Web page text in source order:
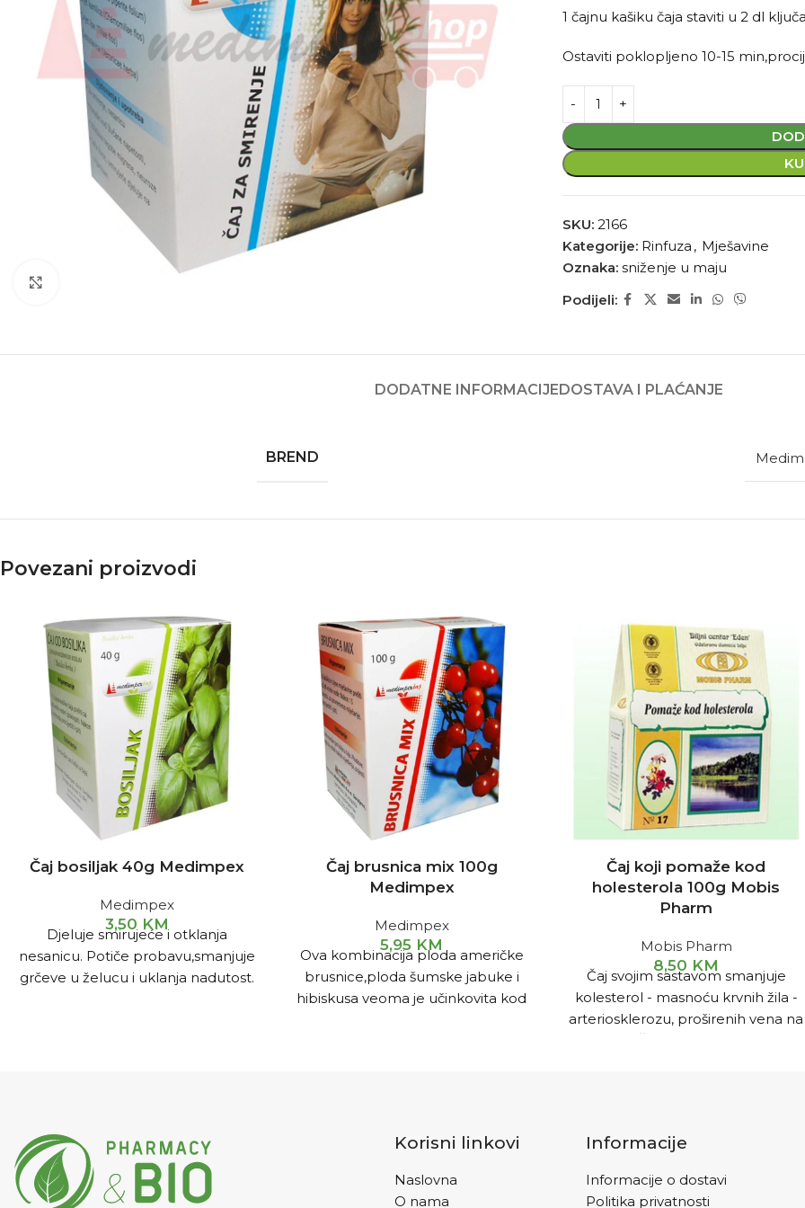
1 čajnu kašiku čaja staviti u 2 dl
Ostaviti poklopljeno 10-15
SKU: 2166
Kategorije: Rinfuza , Mješavine
Oznaka: sniženje u maju
Podijeli:
DODATNE INFORMACIJEDOSTAVA I PLAĆANJE
BREND
Povezani proizvodi
Čaj bosiljak 40g Medimpex
Medimpex
3,50 KM
Djeluje smirujeće i otklanja
nesanicu. Potiče probavu,smanjuje
grčeve u želucu i uklanja nadutost.
Čaj brusnica mix 100g
Medimpex
Medimpex
5,95 KM
Ova kombinacija ploda američke
brusnice,ploda šumske jabuke i
hibiskusa veoma je učinkovita kod
Nakon 15 minuta procijediti i piti.
Uzimati 3x na dan po šoljicu čaja.
Plodove koji su ostali nakon
Čaj koji pomaže kod
holesterola 100g Mobis
Pharm
Mobis Pharm
8,50 KM
Čaj svojim sastavom smanjuje
kolesterol - masnoću krvnih žila -
arteriosklerozu, proširenih vena na
Korisni linkovi
Naslovna
O nama
Informacije
Informacije o dostavi
Politika privatnosti